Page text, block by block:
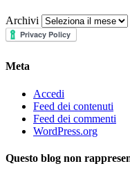
Archivi
Meta
Accedi
Feed dei contenuti
Feed dei commenti
WordPress.org
Questo blog non